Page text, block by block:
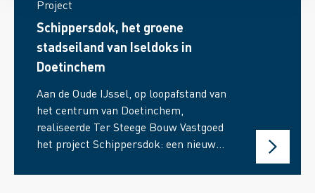
Project
Schippersdok, het groene
stadseiland van Iseldoks in
Doetinchem
Aan de Oude IJssel, op loopafstand van
het centrum van Doetinchem,
realiseerde Ter Steege Bouw Vastgoed
het project Schippersdok: een nieuw
gebiedsontwikkeling Iseldoks. Nauw